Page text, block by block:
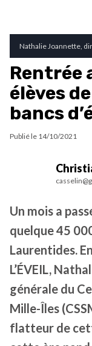
Nathalie Joannette,
Rentrée
élèves
bancs
Publié le 14/10/2021
Un mois a
quelque 45
Laurentides.
L’ÉVEIL,
générale du
Mille-Îles
flatteur de